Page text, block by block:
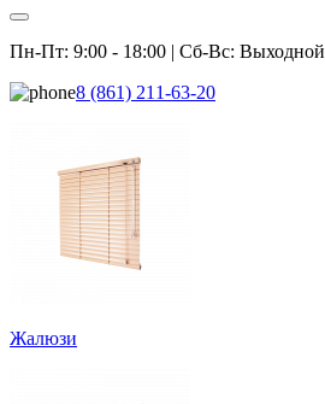
Пн-Пт: 9:00 - 18:00 | Сб-Вс: Выходной
8 (861) 211-63-20
Жалюзи